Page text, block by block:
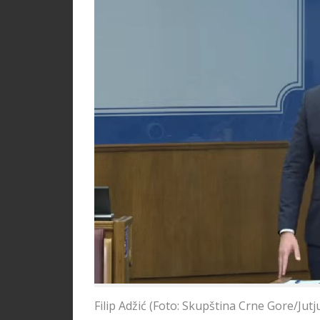
Filip Adžić (Foto: Skupština Crne Gore/